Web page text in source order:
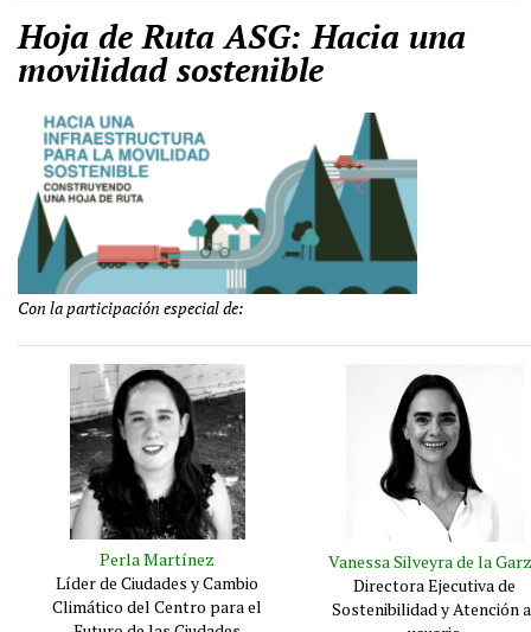
Hoja de Ruta ASG: Hacia una
movilidad sostenible
Con la participación especial de:
Perla Martínez
Líder de Ciudades y Cambio
Climático del Centro para el
Vanessa Silveyra de la
Directora Ejecutiva de
Sostenibilidad y Atención